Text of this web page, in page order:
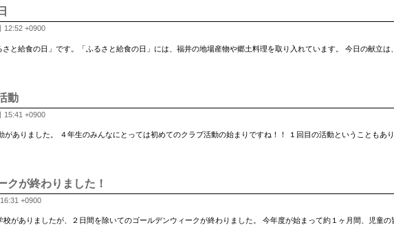
12:52 +0900
さと給食の日」です。「ふるさと給食の日」には、福井の地場産物や郷土料理を取り入れています。 今日の献立
動
15:41 +0900
がありました。 ４年生のみんなにとっては初めてのクラブ活動の始まりですね！！ １回目の活動ということもあ
クが終わりました！
+0900
校がありましたが、２日間を除いてのゴールデンウィークが終わりました。 今年度が始まって約１ヶ月間、児童